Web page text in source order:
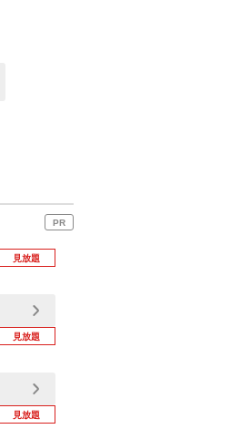
PR
見放題
見放題
見放題